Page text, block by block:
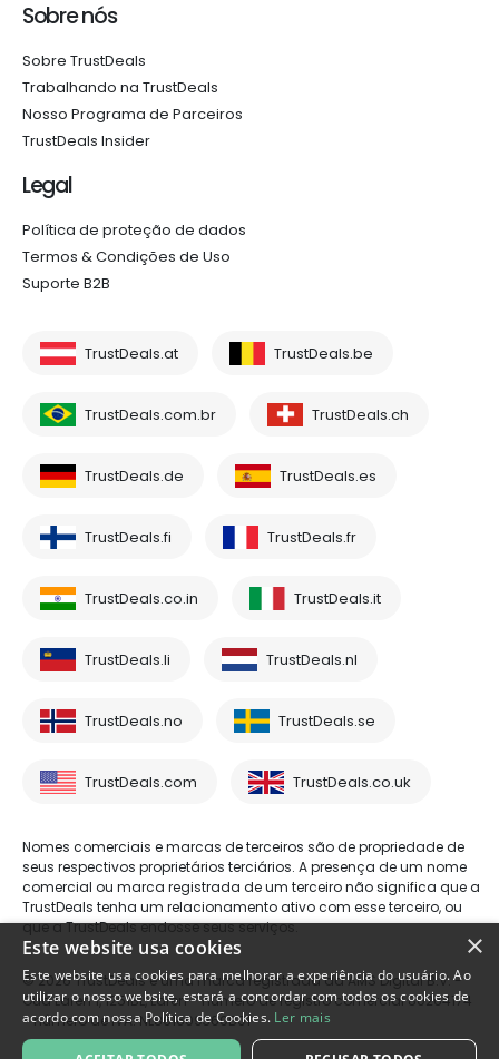
Sobre nós
Sobre TrustDeals
Trabalhando na TrustDeals
Nosso Programa de Parceiros
TrustDeals Insider
Legal
Política de proteção de dados
Termos & Condições de Uso
Suporte B2B
TrustDeals.at TrustDeals.be
TrustDeals.com.br TrustDeals.ch
TrustDeals.de TrustDeals.es
TrustDeals.fi TrustDeals.fr
TrustDeals.co.in TrustDeals.it
TrustDeals.li TrustDeals.nl
TrustDeals.no TrustDeals.se
TrustDeals.com TrustDeals.co.uk
Nomes comerciais e marcas de terceiros são de propriedade de
seus respectivos proprietários terciários. A presença de um nome
comercial ou marca registrada de um terceiro não significa que a
TrustDeals tenha um relacionamento ativo com esse terceiro, ou
que a TrustDeals endosse seus serviços.
© 2026 TrustDeals é uma marca registrada da AMS Digital B.V. -
Oud Laren 1, 1251BL, Laren - número de registro comercial 80264174
- número de IVA: NL861609360B01
×
Este website usa cookies
Este website usa cookies para melhorar a experiência do usuário. Ao
utilizar o nosso website, estará a concordar com todos os cookies de
acordo com nossa Política de Cookies. Ler mais